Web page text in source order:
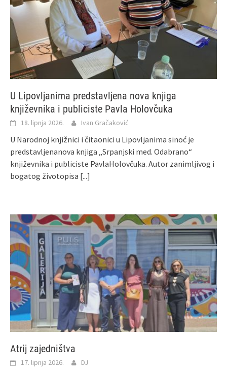
U Lipovljanima predstavljena nova knjiga
književnika i publiciste Pavla Holovčuka
18. lipnja 2026. Ivan Gračaković
U Narodnoj knjižnici i čitaonici u Lipovljanima sinoć je
predstavljenanova knjiga „Srpanjski med. Odabrano“
književnika i publiciste PavlaHolovčuka. Autor zanimljivog i
bogatog životopisa [...]
Atrij zajedništva
17. lipnja 2026. DJ